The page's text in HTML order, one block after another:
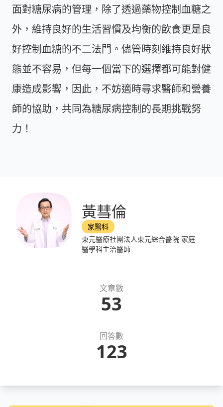
面對糖尿病的管理，除了透過藥物控制血糖之
外，維持良好的生活習慣及均衡的飲食更是良
好控制血糖的不二法門。儘管時刻維持良好狀
態並不容易，但每一個當下的選擇都可能對健
康造成影響，因此，不妨適時尋求醫師和營養
師的協助，共同為糖尿病控制的長期挑戰努
力！
黃彗倫
家醫科
東元醫療社團法人東元綜合醫院 家庭
醫學科主治醫師
文章數
53
回答數
123